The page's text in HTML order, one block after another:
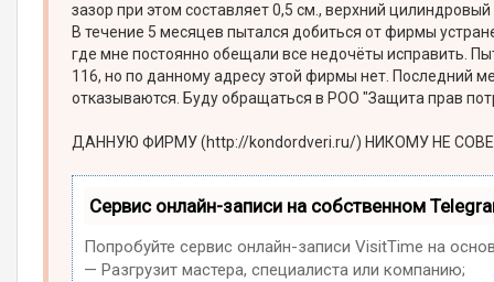
зазор при этом составляет 0,5 см., верхний
В течение 5 месяцев пытался добиться от фирмы
где мне постоянно обещали все недочёты исправить.
116, но по данному адресу этой фирмы нет. Последний
отказываются. Буду обращаться в РОО "Защита прав
ДАННУЮ ФИРМУ (http://kondordveri.ru/) НИКОМУ НЕ
Сервис онлайн-записи на собственном
Попробуйте сервис онлайн-записи VisitTime на
— Разгрузит мастера, специалиста или компанию;